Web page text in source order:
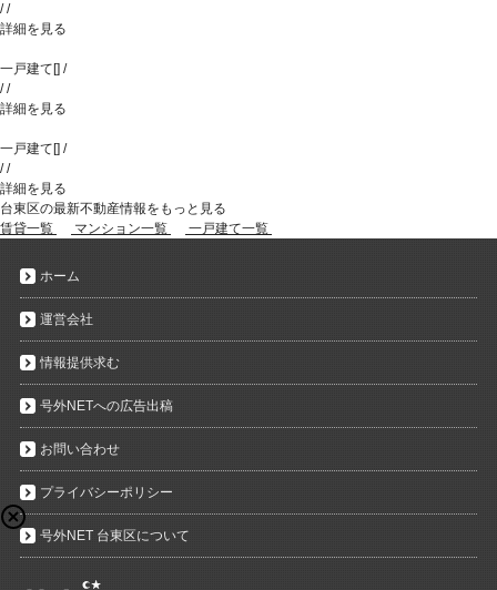
//
詳細を見る
一戸建て [] /
//
詳細を見る
一戸建て [] /
//
詳細を見る
台東区の最新不動産情報をもっと見る
賃貸一覧
マンション一覧 一戸建て一覧
ホーム
運営会社
情報提供求む
号外NETへの広告出稿
お問い合わせ
プライバシーポリシー
号外NET 台東区について